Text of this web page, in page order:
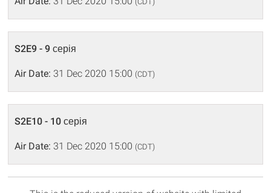
S2E9 - 9 серія
Air Date: 31 Dec 2020 15:00 (CDT)
S2E10 - 10 серія
Air Date: 31 Dec 2020 15:00 (CDT)